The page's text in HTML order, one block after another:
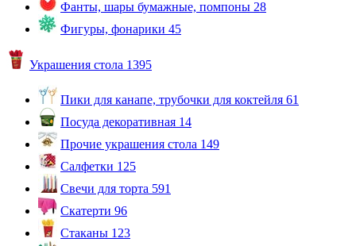
Фанты, шары бумажные, помпоны 28
Фигуры, фонарики 45
Украшения стола 1395
Пики для канапе, трубочки для коктейля 61
Посуда декоративная 14
Прочие украшения стола 149
Салфетки 125
Свечи для торта 591
Скатерти 96
Стаканы 123